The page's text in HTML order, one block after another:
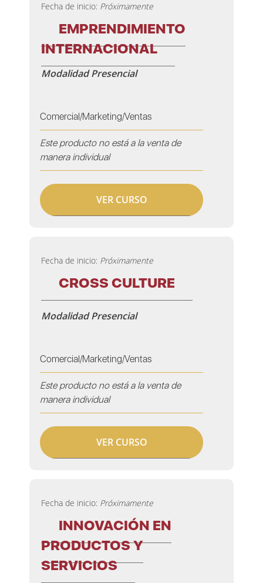
Fecha de inicio: Próximamente
EMPRENDIMIENTO
INTERNACIONAL
Modalidad Presencial
Comercial/Marketing/Ventas
Este producto no está a la venta de
manera individual
VER CURSO
Fecha de inicio: Próximamente
CROSS CULTURE
Modalidad Presencial
Comercial/Marketing/Ventas
Este producto no está a la venta de
manera individual
VER CURSO
Fecha de inicio: Próximamente
INNOVACIÓN EN
PRODUCTOS Y
SERVICIOS